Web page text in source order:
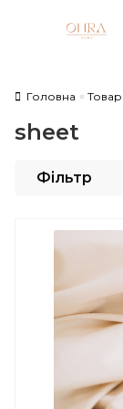
Головна
sheet
Фільтр